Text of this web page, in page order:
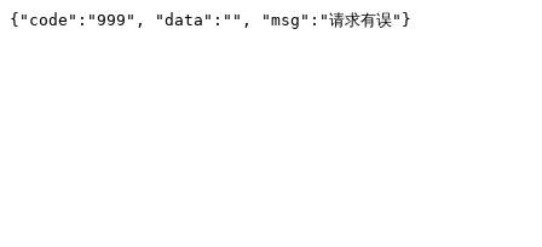
{"code":"999", "data":"", "msg":"请求有误"}